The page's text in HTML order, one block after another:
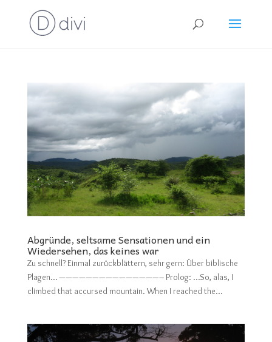
Abgründe, seltsame Sensationen und ein
Wiedersehen, das keines war
Zu schnell? Einmal zurückblättern, sehr gern: Über biblische
Plagen… ———————————————– Prolog: …So, alas, I
climbed that accursed mountain. When I reached the...